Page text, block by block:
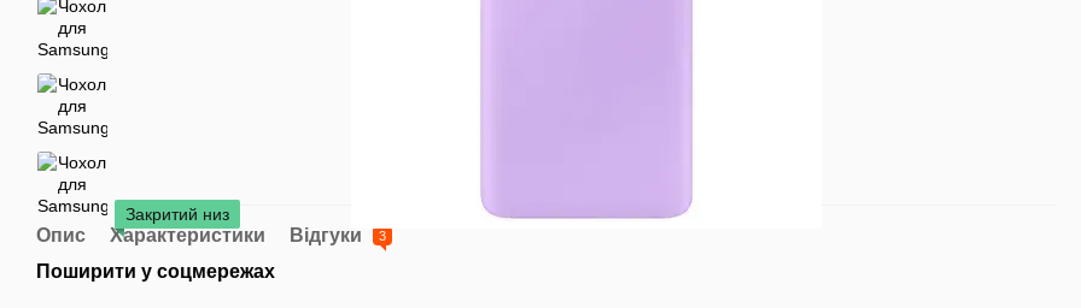
Закритий низ
Опис Характеристики Відгуки 3
Поширити у соцмережах